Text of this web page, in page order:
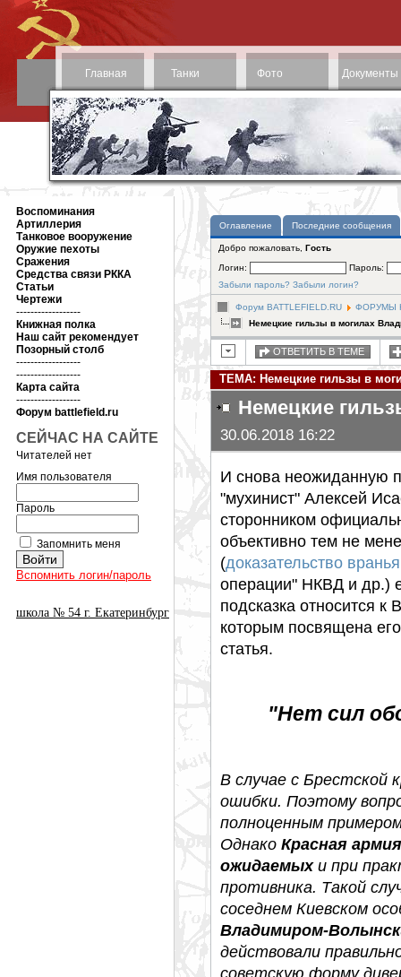
Главная Танки Фото Документы
Воспоминания
Артиллерия
Танковое вооружение
Оружие пехоты
Сражения
Средства связи РККА
Статьи
Чертежи
------------------
Книжная полка
Наш сайт рекомендует
Позорный столб
------------------
------------------
Карта сайта
------------------
Форум battlefield.ru
СЕЙЧАС НА САЙТЕ
Читателей нет
Имя пользователя
Пароль
Запомнить меня
Вспомнить логин/пароль
школа № 54 г. Екатеринбург
Оглавление Последние сообщения
Добро пожаловать, Гость
Логин:
Пароль:
Забыли пароль? Забыли логин?
Форум BATTLEFIELD.RU
ФОРУМЫ
Немецкие гильзы в могилах
ОТВЕТИТЬ В ТЕМЕ
ТЕМА: Немецкие гильзы в
Немецкие
30.06.2018 16:22
И снова неожиданную
"мухинист" Алексей
сторонником
объективно тем не
(доказательство
операции" НКВД и др.)
подсказка относится
которым посвящена
статья.
"Нет сил
В случае с Брестской
ошибки. Поэтому
полноценным
Однако Красная
ожидаемыхи при
противника. Такой
соседнем Киевском
Владимиром-
действовали
советскую форму